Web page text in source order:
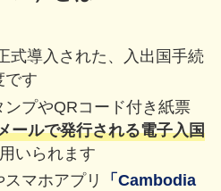
式導入された、入出国手続
です
プやQRコード付き紙票
ールで発行される電子入国
いられます
マホアプリ
「Cambodia